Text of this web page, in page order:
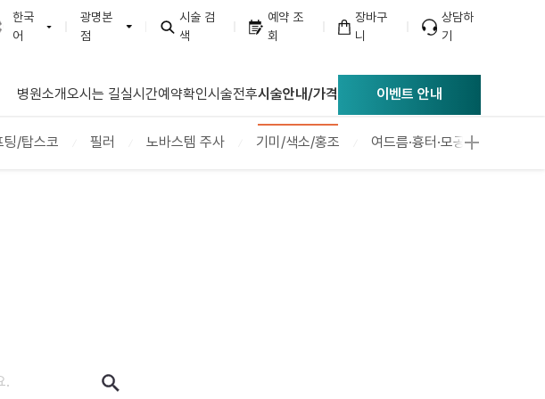
한국
어
광명본
점
천호점
시술 검
색
예약 조
회
장바구
니
상담하
기
병원소개오시는 길실시간예약확인시술전후시술안내/가격 이벤트 안내
팅/탑스코 필러 노바스템 주사 기미/색소/홍조 여드름·흉터·모공레이저